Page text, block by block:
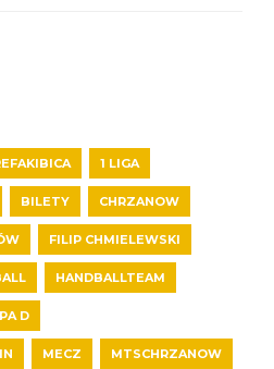
1 LIGA
BILETY CHRZANOW
FILIP CHMIELEWSKI
HANDBALLTEAM
D
MECZ MTSCHRZANOW